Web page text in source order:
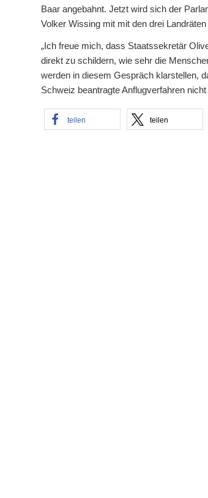
Baar angebahnt. Jetzt wird sich der
Volker Wissing mit mit den drei
„Ich freue mich, dass Staatssekretär
direkt zu schildern, wie sehr die
werden in diesem Gespräch klarstellen,
Schweiz beantragte Anflugverfahren
teilen teilen